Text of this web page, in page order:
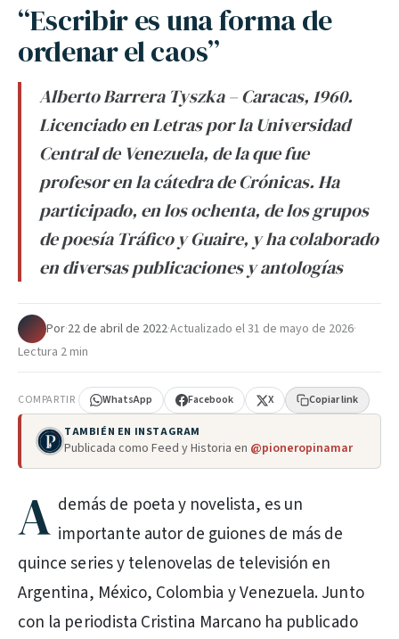
“Escribir es una forma de
ordenar el caos”
Alberto Barrera Tyszka – Caracas, 1960.
Licenciado en Letras por la Universidad
Central de Venezuela, de la que fue
profesor en la cátedra de Crónicas. Ha
participado, en los ochenta, de los grupos
de poesía Tráfico y Guaire, y ha colaborado
en diversas publicaciones y antologías
Por·22 de abril de 2022·Actualizado el31 de mayo de 2026·
Lectura 2 min
COMPARTIR WhatsApp Facebook X Copiar link
TAMBIÉN EN INSTAGRAM
Publicada como Feed y Historia en @pioneropinamar
A demás de poeta y novelista, es un
importante autor de guiones de más de
quince series y telenovelas de televisión en
Argentina, México, Colombia y Venezuela. Junto
con la periodista Cristina Marcano ha publicado